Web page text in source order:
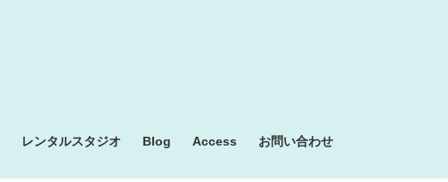
レンタルスタジオ Blog Access お問い合わせ